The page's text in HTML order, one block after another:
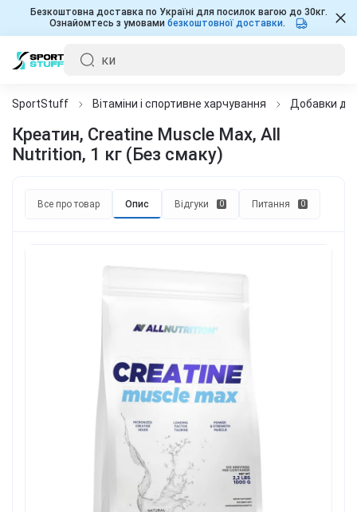
Безкоштовна доставка по Україні для посилок вагою до 30кг.
Ознайомтесь з умовами безкоштовної доставки.
SportStuff Вітаміни і спортивне харчування Добавки
Креатин, Creatine Muscle Max, All
Nutrition, 1 кг (Без смаку)
Все про товар Опис Відгуки 0 Питання 0